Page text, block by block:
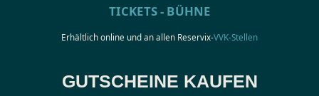
TICKETS - BÜHNE
Erhältlich online und an allen Reservix-VVK-Stellen
GUTSCHEINE KAUFEN